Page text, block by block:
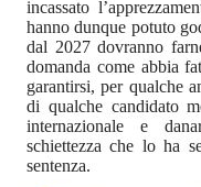
incassato
hanno dunque potuto
dal 2027 dovranno
domanda come abbia
garantirsi, per qualche
di qualche candidato
internazionale e
schiettezza che lo ha
sentenza.